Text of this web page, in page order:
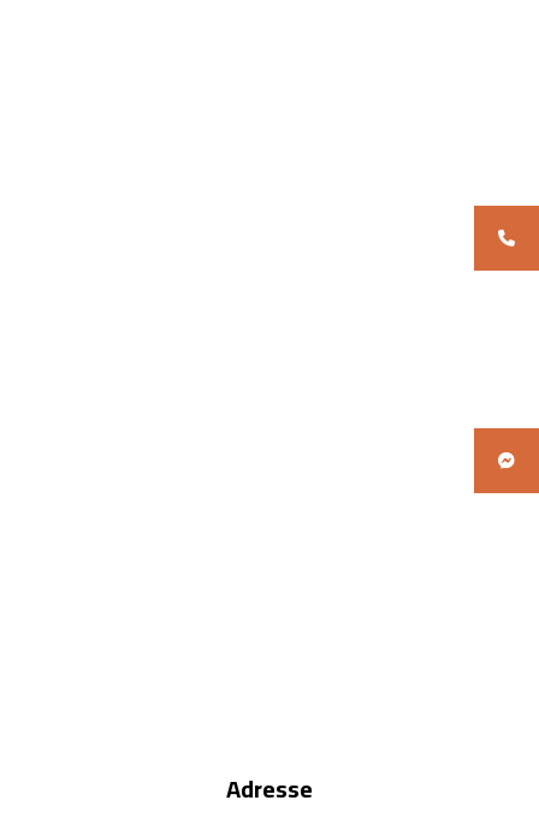
Adresse